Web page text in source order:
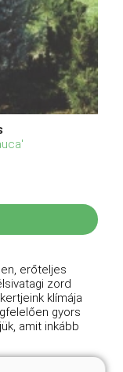
erőteljes
zord
klímája
gyors
amit inkább